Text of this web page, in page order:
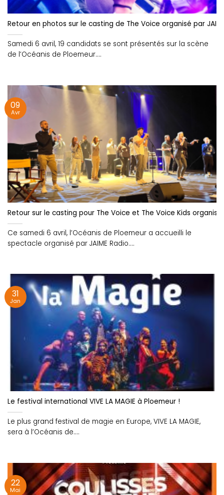
Retour en photos sur le casting de The Voice organisé par
Samedi 6 avril, 19 candidats se sont présentés sur la scène
de l’Océanis de Ploemeur....
Retour sur le casting pour The Voice et The Voice Kids organisé
Ce samedi 6 avril, l’Océanis de Ploemeur a accueilli le
spectacle organisé par JAIME Radio....
09
Avr
Le festival international VIVE LA MAGIE à Ploemeur !
Le plus grand festival de magie en Europe, VIVE LA MAGIE,
sera à l’Océanis de....
31
Jan
22
Mai